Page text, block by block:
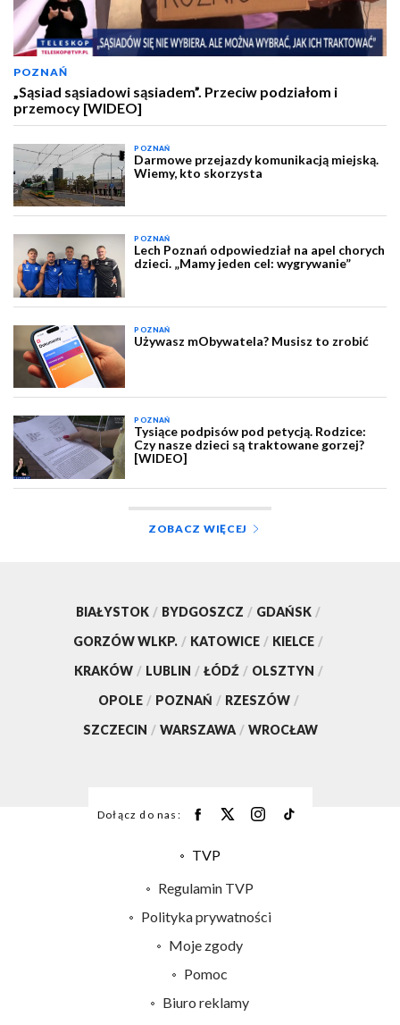
POZNAŃ
„Sąsiad sąsiadowi sąsiadem”. Przeciw podziałom i
przemocy [WIDEO]
POZNAŃ
Darmowe przejazdy komunikacją miejską.
Wiemy, kto skorzysta
POZNAŃ
Lech Poznań odpowiedział na apel chorych
dzieci. „Mamy jeden cel: wygrywanie”
POZNAŃ
Używasz mObywatela? Musisz to zrobić
POZNAŃ
Tysiące podpisów pod petycją. Rodzice:
Czy nasze dzieci są traktowane gorzej?
[WIDEO]
ZOBACZ WIĘCEJ
BIAŁYSTOK / BYDGOSZCZ / GDAŃSK /
GORZÓW WLKP. / KATOWICE / KIELCE /
KRAKÓW / LUBLIN / ŁÓDŹ / OLSZTYN /
OPOLE / POZNAŃ / RZESZÓW /
SZCZECIN / WARSZAWA / WROCŁAW
Dołącz do nas:
TVP
Centrum informacji TVP
Naziemna Telewizja Cyfrowa
Regulamin TVP
Polityka prywatności
Moje zgody
Pomoc
Biuro reklamy